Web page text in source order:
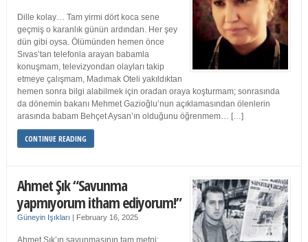
Dille kolay… Tam yirmi dört koca sene
geçmiş o karanlık günün ardından. Her şey
dün gibi oysa. Ölümünden hemen önce
Sıvas’tan telefonla arayan babamla
konuşmam, televizyondan olayları takip
etmeye çalışmam, Madımak Oteli yakıldıktan
hemen sonra bilgi alabilmek için oradan oraya koşturmam; sonrasında
da dönemin bakanı Mehmet Gazioğlu’nun açıklamasından ölenlerin
arasında babam Behçet Aysan’ın olduğunu öğrenmem… […]
CONTINUE READING
Ahmet Şık “Savunma
yapmıyorum itham ediyorum!”
Güneyin Işıkları | February 16, 2025
Ahmet Şık’ın savunmasının tam metni: